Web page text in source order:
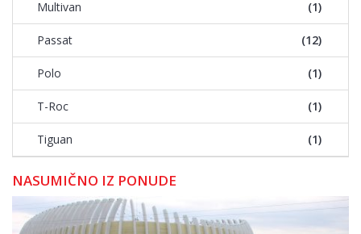
Multivan (1)
Passat (12)
Polo (1)
T-Roc (1)
Tiguan (1)
NASUMIČNO IZ PONUDE